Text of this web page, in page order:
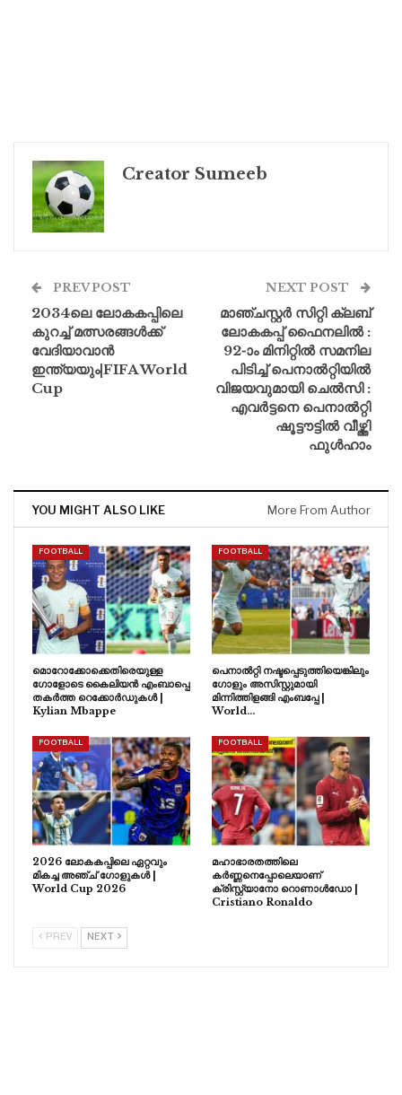
Creator Sumeeb
PREV POST
2034ലെ ലോകകപ്പിലെ
കുറച്ച് മത്സരങ്ങൾക്ക്
വേദിയാവാൻ
ഇന്ത്യയും|FIFA World
Cup
NEXT POST
മാഞ്ചസ്റ്റർ സിറ്റി ക്ലബ്
ലോകകപ്പ് ഫൈനലിൽ :
92-ാം മിനിറ്റിൽ സമനില
പിടിച്ച് പെനാൽറ്റിയിൽ
വിജയവുമായി ചെൽസി :
എവർട്ടനെ പെനാൽറ്റി
ഷൂട്ടൗട്ടിൽ വീഴ്ത്തി
ഫുൾഹാം
YOU MIGHT ALSO LIKE More From Author
FOOTBALL
മൊറോക്കോക്കെതിരെയുള്ള
ഗോളോടെ കൈലിയൻ എംബാപ്പെ
തകർത്ത റെക്കോർഡുകൾ |
Kylian Mbappe
FOOTBALL
പെനാൽറ്റി നഷ്ടപ്പെടുത്തിയെങ്കിലും
ഗോളും അസിസ്റ്റുമായി
മിന്നിത്തിളങ്ങി എംബപ്പേ |
World…
FOOTBALL
2026 ലോകകപ്പിലെ ഏറ്റവും
മികച്ച അഞ്ച് ഗോളുകൾ |
World Cup 2026
FOOTBALL
മഹാഭാരതത്തിലെ
കർണ്ണനെപ്പോലെയാണ്
ക്രിസ്റ്റ്യാനോ റൊണാൾഡോ |
Cristiano Ronaldo
PREV NEXT